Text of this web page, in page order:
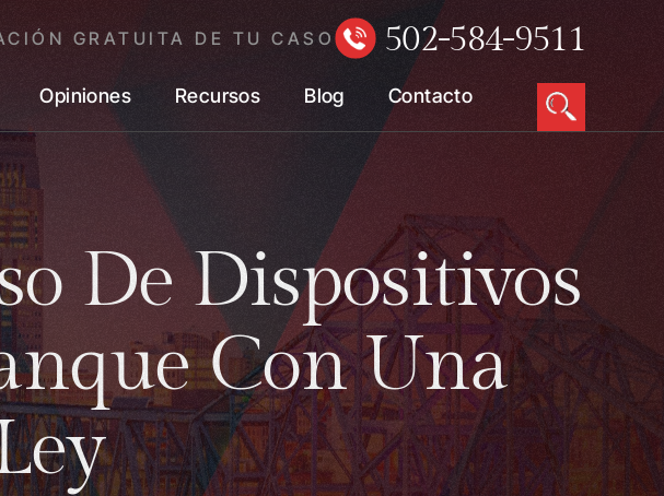
GRATUITA DE TU CASO 502-584-9511
Opiniones Recursos Blog Contacto
De Dispositivos
Con Una